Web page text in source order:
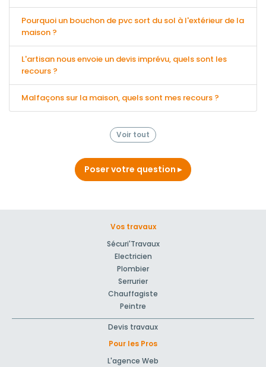
Pourquoi un bouchon de pvc sort du sol à l'extérieur de la
maison ?
L'artisan nous envoie un devis imprévu, quels sont les
recours ?
Malfaçons sur la maison, quels sont mes recours ?
Voir tout
Poser votre question
Vos travaux
Sécuri'Travaux
Electricien
Plombier
Serrurier
Chauffagiste
Peintre
Devis travaux
Pour les Pros
L'agence Web